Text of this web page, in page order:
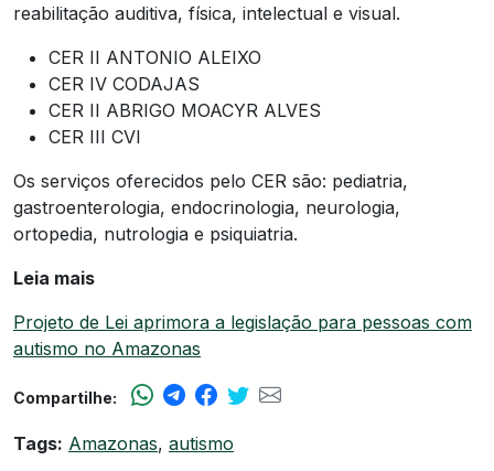
reabilitação auditiva, física, intelectual e visual.
CER II ANTONIO ALEIXO
CER IV CODAJAS
CER II ABRIGO MOACYR ALVES
CER III CVI
Os serviços oferecidos pelo CER são: pediatria,
gastroenterologia, endocrinologia, neurologia,
ortopedia, nutrologia e psiquiatria.
Leia mais
Projeto de Lei aprimora a legislação para pessoas com
autismo no Amazonas
Compartilhe:
Tags: Amazonas, autismo